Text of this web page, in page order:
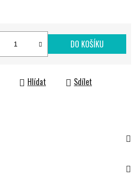
DO KOŠÍKU
Hlídat Sdílet